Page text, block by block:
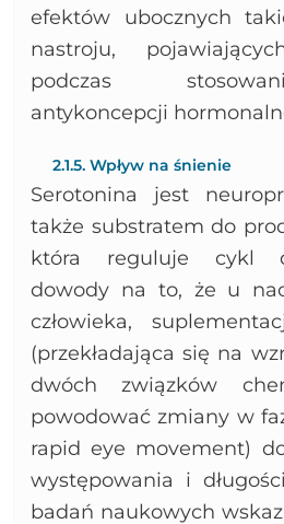
efektów ubocznych
nastroju,
podczas
antykoncepcji
2.1.5. Wpływ na śnienie
Serotonina jest
także substratem do
która reguluje cykl
dowody na to, że u
człowieka,
(przekładająca się na
dwóch związków
powodować zmiany w
rapid eye movement)
występowania i
badań naukowych